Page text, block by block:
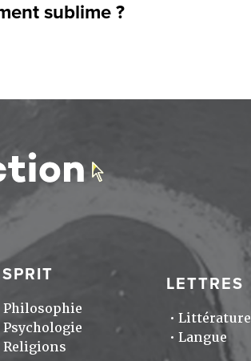
sublime ?
Philosophie
Psychologie
Religions
LETTRES
Littérature
Langue